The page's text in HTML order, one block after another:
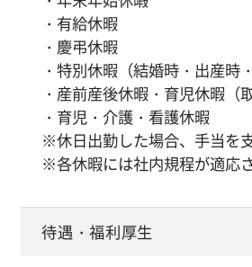
・有給休暇
・慶弔休暇
・特別休暇（結婚時・出産時
・産前産後休暇・育児休暇（
・育児・介護・看護休暇
※休日出勤した場合、手当を
※各休暇には社内規程が適応
待遇・福利厚生